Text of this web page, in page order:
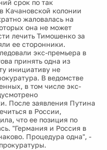
срок по так
Качановской колонии
жаловалась на
она не может
лечить Тимошенко за
ее сторонники.
экс-премьера в
принять одна из
инициативу не
В ведомстве
в том числе экс-
После заявления Путина
в России,
что ее позиция по
"Германия и Россия в
Процедура одна", -